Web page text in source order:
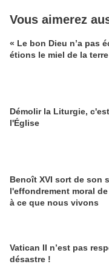
Vous aimerez
« Le bon Dieu n’a pas
étions le miel de la
Démolir la Liturgie,
l'Église
Benoît XVI sort de son
l'effondrement moral
à ce que nous vivons
Vatican II n’est pas
désastre !